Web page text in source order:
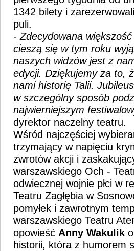
1342 bilety i
puli.
- Zdecydowana
cieszą się w tym roku
naszych widzów jest z
edycji. Dziękujemy za to,
nami historię Talii.
w szczególny sposób
najwierniejszym
dyrektor naczelny teatru.
Wśród najczęściej
trzymający w napięciu
zwrotów akcji i
warszawskiego Och -
odwiecznej wojnie płci w
Teatru Zagłębia w
pomyłek i zawrotnym
warszawskiego Teatru
opowieść Anny Wakulik
historii, która z humorem